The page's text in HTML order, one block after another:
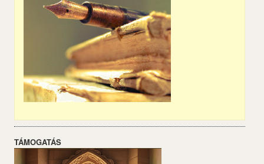
TÁMOGATÁS